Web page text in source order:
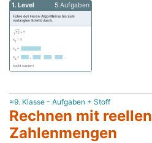
1. Level 5 Aufgaben
≈9. Klasse - Aufgaben + Stoff
Rechnen mit
Zahlenmengen